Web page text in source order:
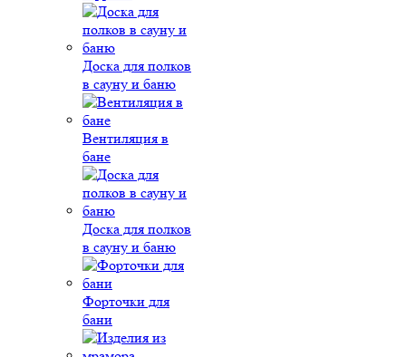
Доска для полков
в сауну и баню
Вентиляция в
бане
Доска для полков
в сауну и баню
Форточки для
бани